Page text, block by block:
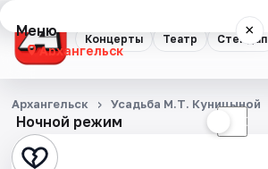
Концерты Театр Стендап
Меню ×
Архангельск
Концерты
Театр
Ночной режим ☾
Архангельск Усадьба М.Т. Куницыной